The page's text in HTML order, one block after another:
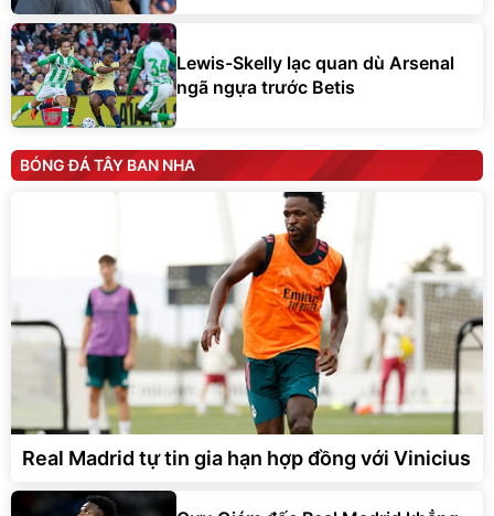
Lewis-Skelly lạc quan dù Arsenal
ngã ngựa trước Betis
BÓNG ĐÁ TÂY BAN NHA
Real Madrid tự tin gia hạn hợp đồng với Vinicius